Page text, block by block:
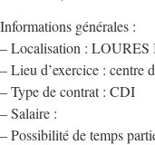
Informations générales :
– Localisation : LOURES
– Lieu d’exercice : centre
– Type de contrat : CDI
– Salaire :
– Possibilité de temps